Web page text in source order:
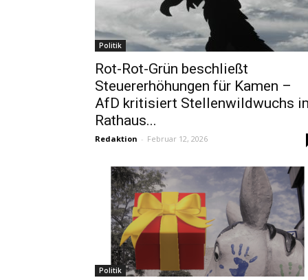
Politik
Rot-Rot-Grün beschließt
Steuererhöhungen für Kamen –
AfD kritisiert Stellenwildwuchs
Rathaus...
Redaktion - Februar 12, 2026
Politik